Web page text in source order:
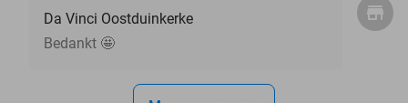
Da Vinci Oostduinkerke
Bedankt 🤩